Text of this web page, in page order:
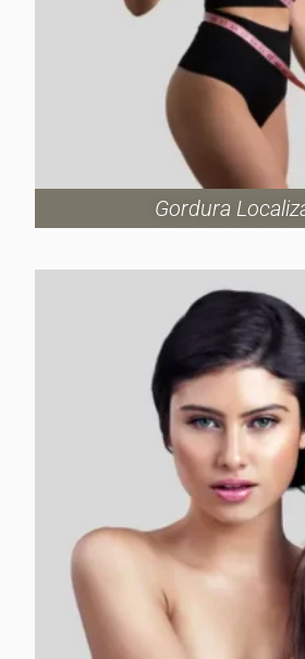
Gordura